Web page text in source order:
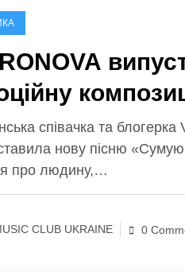
–
до
співачка та
нову пісню
про людину,…
CLUB UKRAINE 0